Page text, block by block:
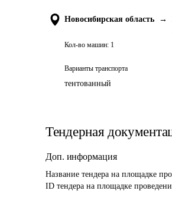
Новосибирская область →
Кол-во машин: 1
Варианты транспорта
тентованный
Тендерная
Доп. информация
Название тендера на площадке
ID тендера на площадке